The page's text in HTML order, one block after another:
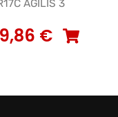
AGILIS 3
€